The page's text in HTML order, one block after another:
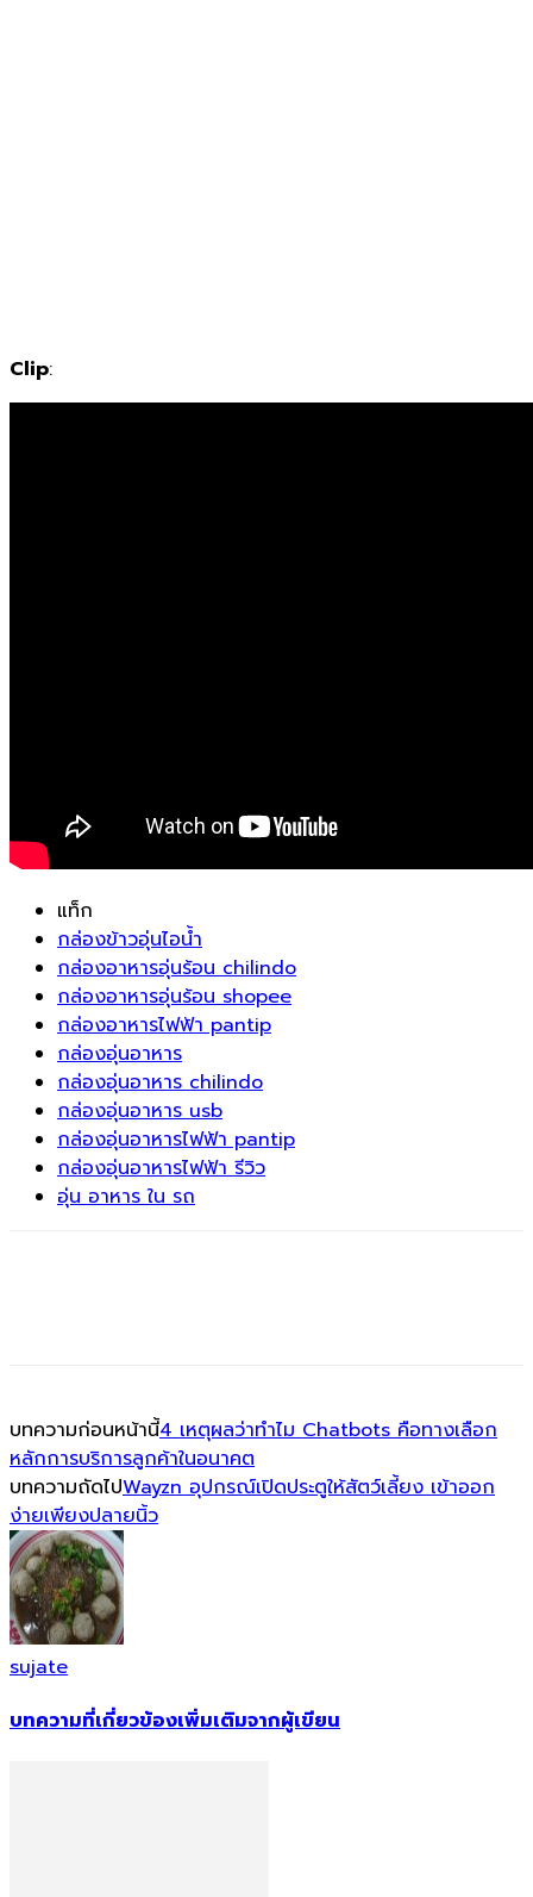
Clip:
แท็ก
กล่องข้าวอุ่นไอน้ำ
กล่องอาหารอุ่นร้อน chilindo
กล่องอาหารอุ่นร้อน shopee
กล่องอาหารไฟฟ้า pantip
กล่องอุ่นอาหาร
กล่องอุ่นอาหาร chilindo
กล่องอุ่นอาหาร usb
กล่องอุ่นอาหารไฟฟ้า pantip
กล่องอุ่นอาหารไฟฟ้า รีวิว
อุ่น อาหาร ใน รถ
บทความก่อนหน้านี้4 เหตุผลว่าทำไม Chatbots คือทางเลือก
หลักการบริการลูกค้าในอนาคต
บทความถัดไปWayzn อุปกรณ์เปิดประตูให้สัตว์เลี้ยง เข้าออก
ง่ายเพียงปลายนิ้ว
sujate
บทความที่เกี่ยวข้องเพิ่มเติมจากผู้เขียน